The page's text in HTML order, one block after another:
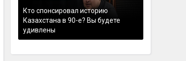
Кто спонсировал историю
Казахстана в 90-е? Вы будете
удивлены